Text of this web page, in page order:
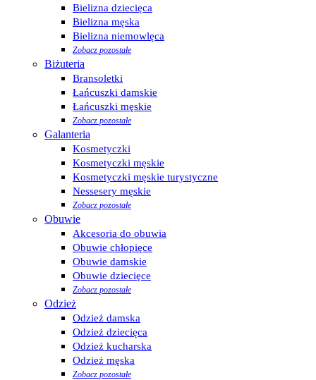
Bielizna dziecięca
Bielizna męska
Bielizna niemowlęca
Zobacz pozostałe
Biżuteria
Bransoletki
Łańcuszki damskie
Łańcuszki męskie
Zobacz pozostałe
Galanteria
Kosmetyczki
Kosmetyczki męskie
Kosmetyczki męskie turystyczne
Nessesery męskie
Zobacz pozostałe
Obuwie
Akcesoria do obuwia
Obuwie chłopięce
Obuwie damskie
Obuwie dziecięce
Zobacz pozostałe
Odzież
Odzież damska
Odzież dziecięca
Odzież kucharska
Odzież męska
Zobacz pozostałe